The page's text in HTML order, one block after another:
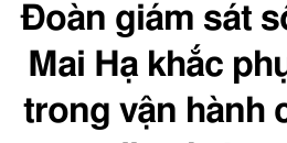
Đoàn giám sát
Mai Hạ khắc
trong vận hành